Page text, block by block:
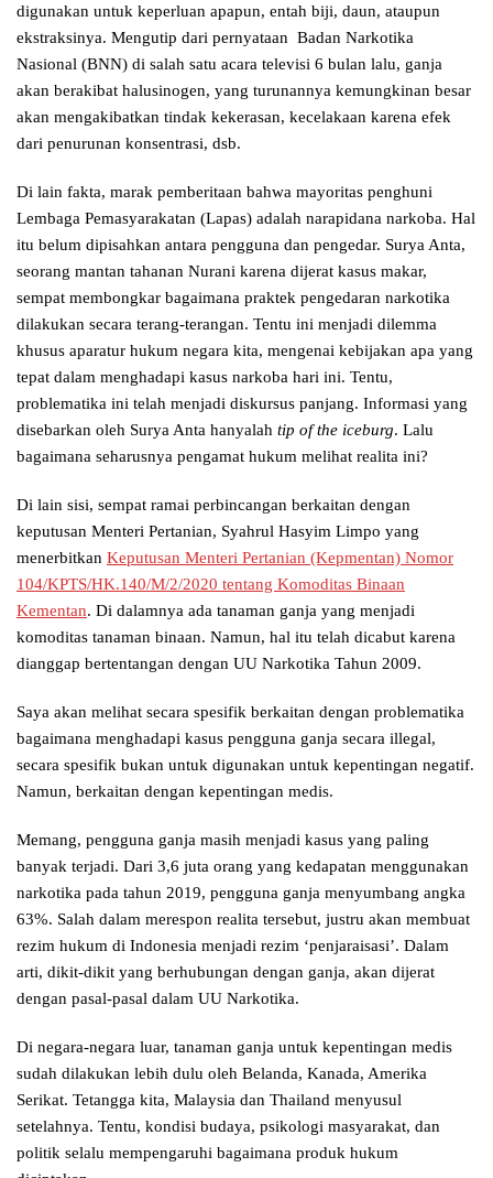
digunakan untuk keperluan apapun, entah biji, daun, ataupun
ekstraksinya. Mengutip dari pernyataan Badan Narkotika
Nasional (BNN) di salah satu acara televisi 6 bulan lalu, ganja
akan berakibat halusinogen, yang turunannya kemungkinan besar
akan mengakibatkan tindak kekerasan, kecelakaan karena efek
dari penurunan konsentrasi, dsb.
Di lain fakta, marak pemberitaan bahwa mayoritas penghuni
Lembaga Pemasyarakatan (Lapas) adalah narapidana narkoba. Hal
itu belum dipisahkan antara pengguna dan pengedar. Surya Anta,
seorang mantan tahanan Nurani karena dijerat kasus makar,
sempat membongkar bagaimana praktek pengedaran narkotika
dilakukan secara terang-terangan. Tentu ini menjadi dilemma
khusus aparatur hukum negara kita, mengenai kebijakan apa yang
tepat dalam menghadapi kasus narkoba hari ini. Tentu,
problematika ini telah menjadi diskursus panjang. Informasi yang
disebarkan oleh Surya Anta hanyalah tip of the iceburg. Lalu
bagaimana seharusnya pengamat hukum melihat realita ini?
Di lain sisi, sempat ramai perbincangan berkaitan dengan
keputusan Menteri Pertanian, Syahrul Hasyim Limpo yang
menerbitkan Keputusan Menteri Pertanian (Kepmentan) Nomor
104/KPTS/HK.140/M/2/2020 tentang Komoditas Binaan
Kementan. Di dalamnya ada tanaman ganja yang menjadi
komoditas tanaman binaan. Namun, hal itu telah dicabut karena
dianggap bertentangan dengan UU Narkotika Tahun 2009.
Saya akan melihat secara spesifik berkaitan dengan problematika
bagaimana menghadapi kasus pengguna ganja secara illegal,
secara spesifik bukan untuk digunakan untuk kepentingan negatif.
Namun, berkaitan dengan kepentingan medis.
Memang, pengguna ganja masih menjadi kasus yang paling
banyak terjadi. Dari 3,6 juta orang yang kedapatan menggunakan
narkotika pada tahun 2019, pengguna ganja menyumbang angka
63%. Salah dalam merespon realita tersebut, justru akan membuat
rezim hukum di Indonesia menjadi rezim ‘penjaraisasi’. Dalam
arti, dikit-dikit yang berhubungan dengan ganja, akan dijerat
dengan pasal-pasal dalam UU Narkotika.
Di negara-negara luar, tanaman ganja untuk kepentingan medis
sudah dilakukan lebih dulu oleh Belanda, Kanada, Amerika
Serikat. Tetangga kita, Malaysia dan Thailand menyusul
setelahnya. Tentu, kondisi budaya, psikologi masyarakat, dan
politik selalu mempengaruhi bagaimana produk hukum